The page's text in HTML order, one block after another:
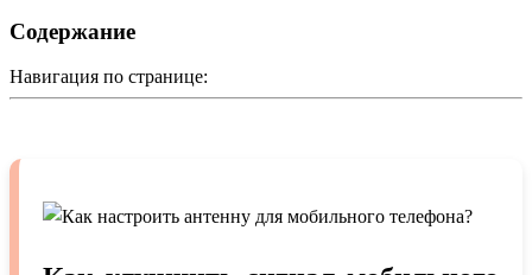
Содержание
Навигация по странице: